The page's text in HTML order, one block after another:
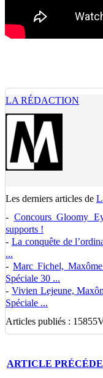
LA RÉDACTION
Les derniers articles de
- Concours Gloomy
supports !
- La conquête de
...
-Marc Fichel,
Spéciale 30 ...
- Vivien Lejeune,
Spéciale ...
Articles publiés : 15855
ARTICLE